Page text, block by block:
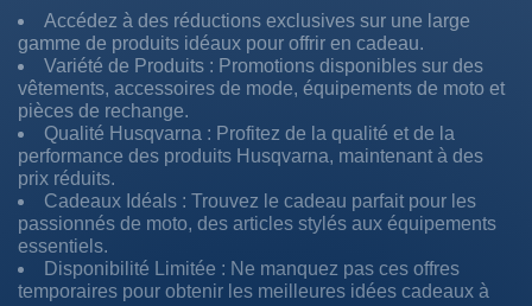
Accédez à des réductions exclusives sur une large
gamme de produits idéaux pour offrir en cadeau.
Variété de Produits : Promotions disponibles sur des
vêtements, accessoires de mode, équipements de moto et
pièces de rechange.
Qualité Husqvarna : Profitez de la qualité et de la
performance des produits Husqvarna, maintenant à des
prix réduits.
Cadeaux Idéals : Trouvez le cadeau parfait pour les
passionnés de moto, des articles stylés aux équipements
essentiels.
Disponibilité Limitée : Ne manquez pas ces offres
temporaires pour obtenir les meilleures idées cadeaux à